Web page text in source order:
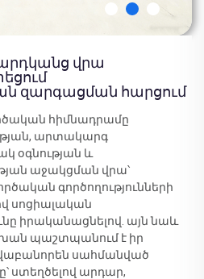
վրա
զարգացման հարցում
հիմնադրամը
արտակարգ
օգնության և
աջակցման վրա՝
գործողությունների
սոցիալական
իրականացնելով. այն նաև
պաշտպանում է իր
սահմանված
ստեղծելով արդար,